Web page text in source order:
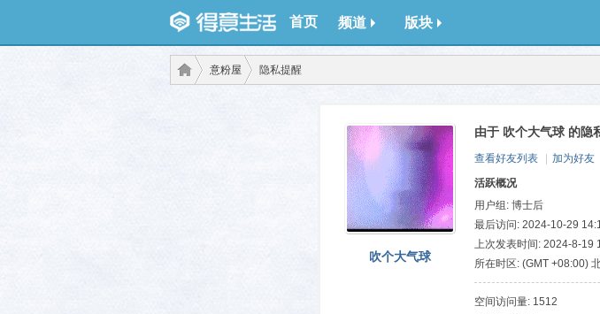
首页 频道 版块
意粉屋 隐私提醒
吹个大气球
由于 吹个大气球 的隐
查看好友列表 加为好友
活跃概况
用户组: 博士后
最后访问: 2024-10-29
上次发表时间: 2024-8-19
所在时区: (GMT +08:00)
斯, 新加坡, 台北
空间访问量: 1512